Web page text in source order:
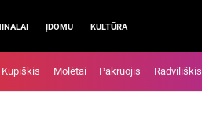
ĮDOMU KULTŪRA
Kupiškis Molėtai Pakruojis Radviliškis